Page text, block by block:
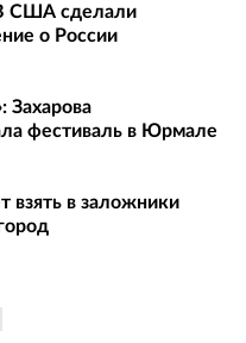
США сделали
о России
Захарова
фестиваль в Юрмале
взять в заложники